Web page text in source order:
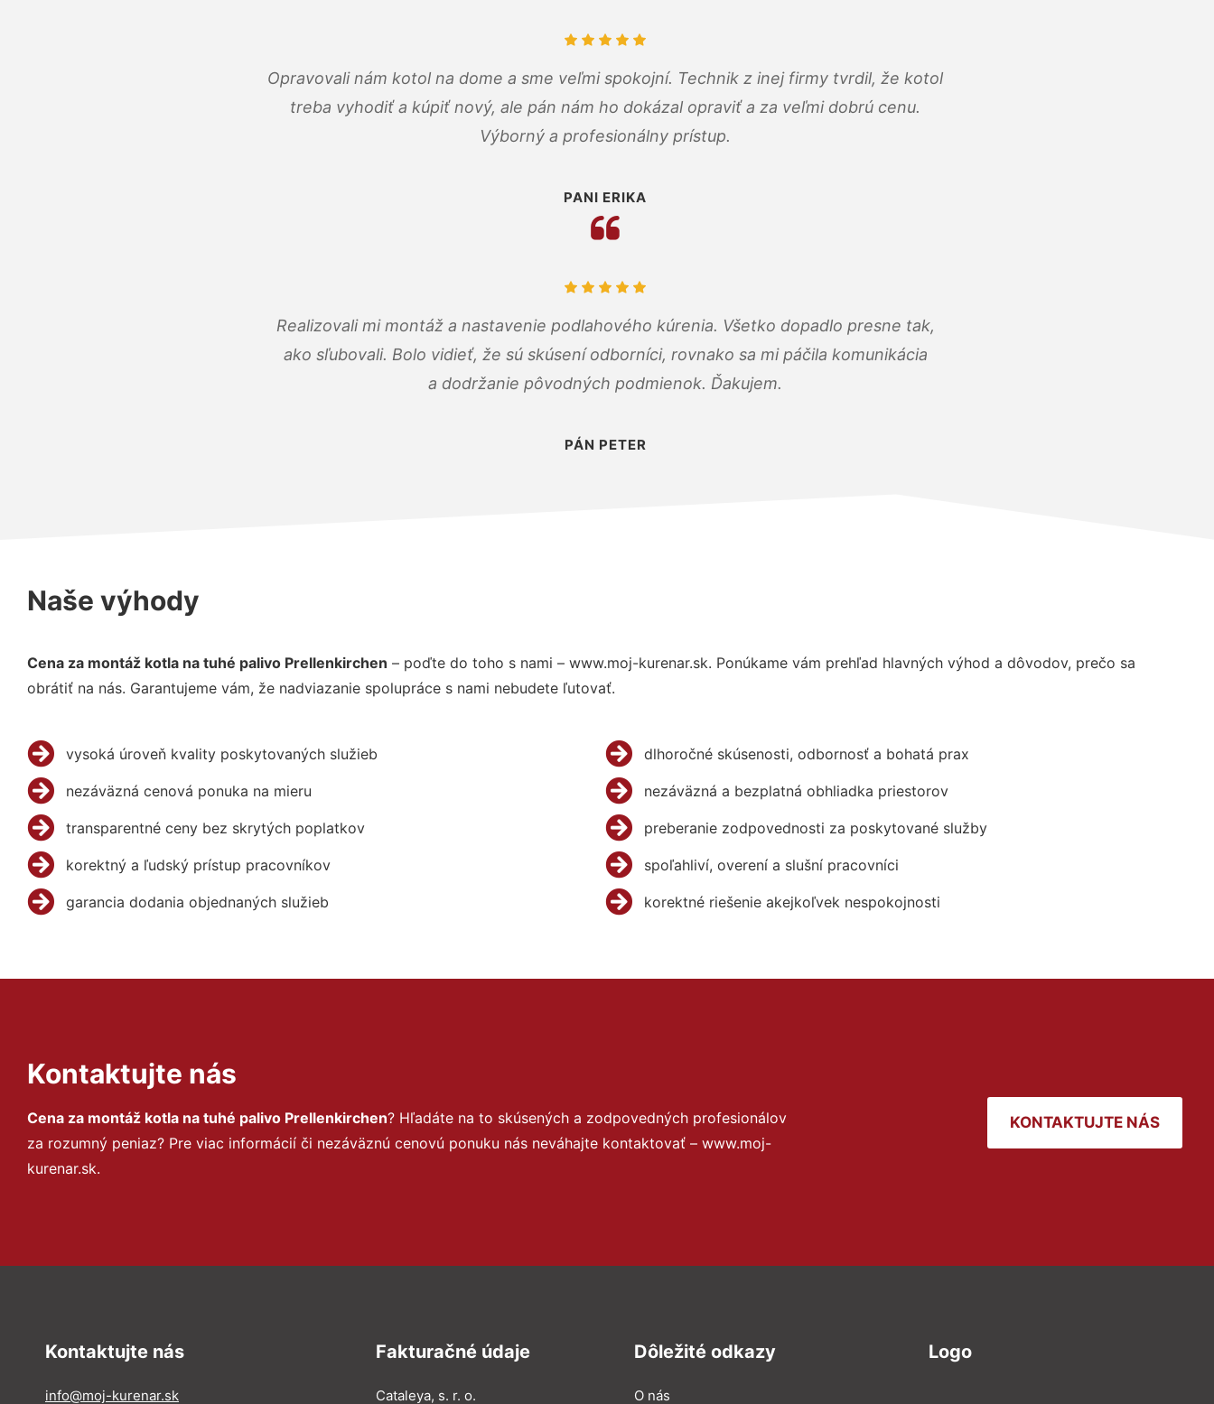
Opravovali nám kotol na dome a sme veľmi spokojní. Technik z inej firmy tvrdil, že kotol
treba vyhodiť a kúpiť nový, ale pán nám ho dokázal opraviť a za veľmi dobrú cenu.
Výborný a profesionálny prístup.
PANI ERIKA
Realizovali mi montáž a nastavenie podlahového kúrenia. Všetko dopadlo presne tak,
ako sľubovali. Bolo vidieť, že sú skúsení odborníci, rovnako sa mi páčila komunikácia
a dodržanie pôvodných podmienok. Ďakujem.
PÁN PETER
Naše výhody
Cena za montáž kotla na tuhé palivo Prellenkirchen – poďte do toho s nami – www.moj-kurenar.sk. Ponúkame vám prehľad hlavných výhod a dôvodov, prečo sa
obrátiť na nás. Garantujeme vám, že nadviazanie spolupráce s nami nebudete ľutovať.
vysoká úroveň kvality poskytovaných služieb
nezáväzná cenová ponuka na mieru
transparentné ceny bez skrytých poplatkov
korektný a ľudský prístup pracovníkov
garancia dodania objednaných služieb
dlhoročné skúsenosti, odbornosť a bohatá prax
nezáväzná a bezplatná obhliadka priestorov
preberanie zodpovednosti za poskytované služby
spoľahliví, overení a slušní pracovníci
korektné riešenie akejkoľvek nespokojnosti
Kontaktujte nás
Cena za montáž kotla na tuhé palivo Prellenkirchen? Hľadáte na to skúsených a zodpovedných profesionálov
za rozumný peniaz? Pre viac informácií či nezáväznú cenovú ponuku nás neváhajte kontaktovať – www.moj-
kurenar.sk.
KONTAKTUJTE NÁS
Kontaktujte nás
info@moj-kurenar.sk
Fakturačné údaje
Cataleya, s. r. o.
Dôležité odkazy
O nás
Logo